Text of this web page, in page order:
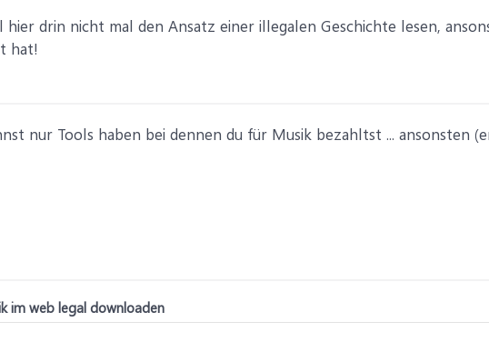
hier drin nicht mal den Ansatz einer illegalen Geschichte lesen,
hat!
nur Tools haben bei dennen du für Musik bezahltst ... ansonsten
im web legal downloaden